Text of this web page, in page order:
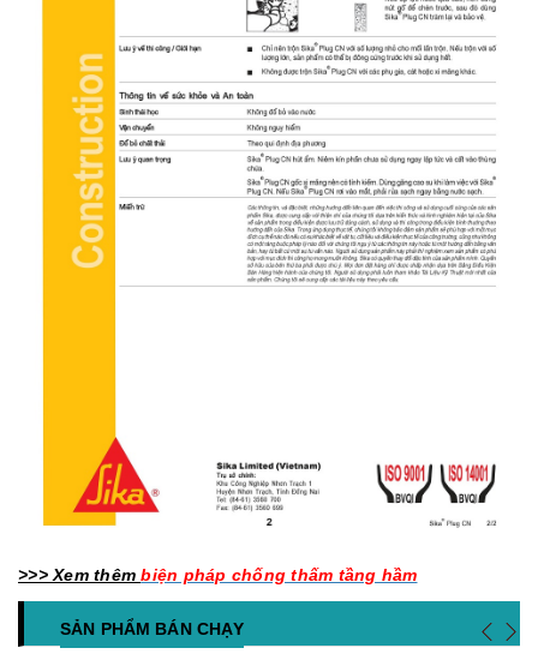
>>> Xem thêmbiện pháp chống thấm tầng hầm
SẢN PHẨM BÁN CHẠY